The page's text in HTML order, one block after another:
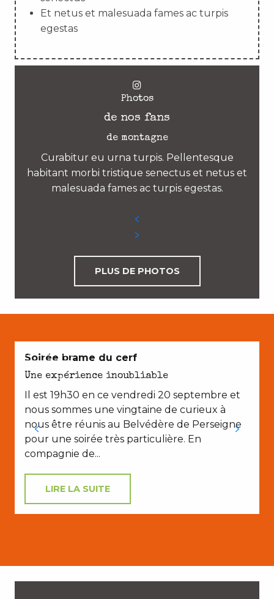
Et netus et malesuada fames ac turpis
egestas
Photos
de nos fans
de montagne
Curabitur eu urna turpis. Pellentesque
habitant morbi tristique senectus et netus et
malesuada fames ac turpis egestas.
PLUS DE PHOTOS
EN COUPLE
Soirée brame du cerf
Une expérience inoubliable
Il est 19h30 en ce vendredi 20 septembre et
nous sommes une vingtaine de curieux à
nous être réunis au Belvédère de Perseigne
pour une soirée très particulière. En
compagnie de...
LIRE LA SUITE